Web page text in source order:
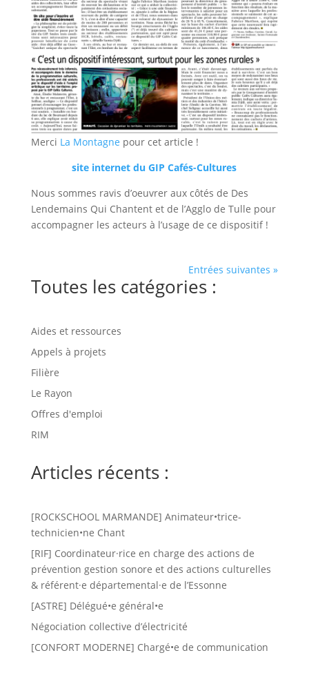
Merci La Montagne pour cet article !
site internet du GIP Cafés-Cultures
Nous sommes ravis d’oeuvrer aux côtés de Des
Lendemains Qui Chantent et de l’Agglo de Tulle pour
accompagner les acteurs à l’usage de ce dispositif !
Entrées suivantes »
Toutes les catégories :
Aides et ressources
Appels à projets
Filière
Le Rayon
Offres d'emploi
RIM
Articles récents :
[ROCKSCHOOL MARMANDE] Animateur•trice-
technicien•ne Chant
[RIF] Coordinateur·rice en charge des actions de
prévention gestion sonore et des actions culturelles
& référent·e départemental·e de l’Essonne
[ASTRE] Délégué•e général•e
Négociation collective d’électricité
[CONFORT MODERNE] Chargé•e de communication